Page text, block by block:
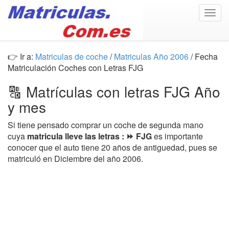
👉 Ir a: Matriculas de coche/Matriculas Año 2006/ Fecha
Matriculación Coches con Letras FJG
🔠 Matrículas con letras FJG Año
y mes
Si tiene pensado comprar un coche de segunda mano
cuya matricula lleve las letras : ⏩ FJGes importante
conocer que el auto tiene 20 años de antiguedad, pues se
matriculó en Diciembre del año 2006.